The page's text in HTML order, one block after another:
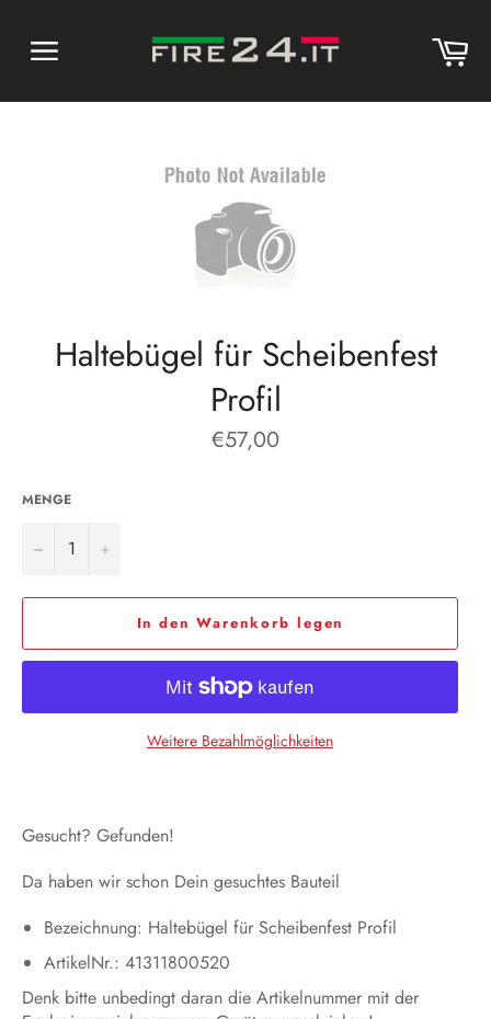
Inhalt
Haltebügel für Scheibenfest
Profil
Normaler
Preis
€57,00
MENGE
− +
In den Warenkorb legen
Weitere Bezahlmöglichkeiten
Gesucht? Gefunden!
Da haben wir schon Dein gesuchtes Bauteil
Bezeichnung: Haltebügel für Scheibenfest Profil
ArtikelNr.: 41311800520
Denk bitte unbedingt daran die Artikelnummer mit der